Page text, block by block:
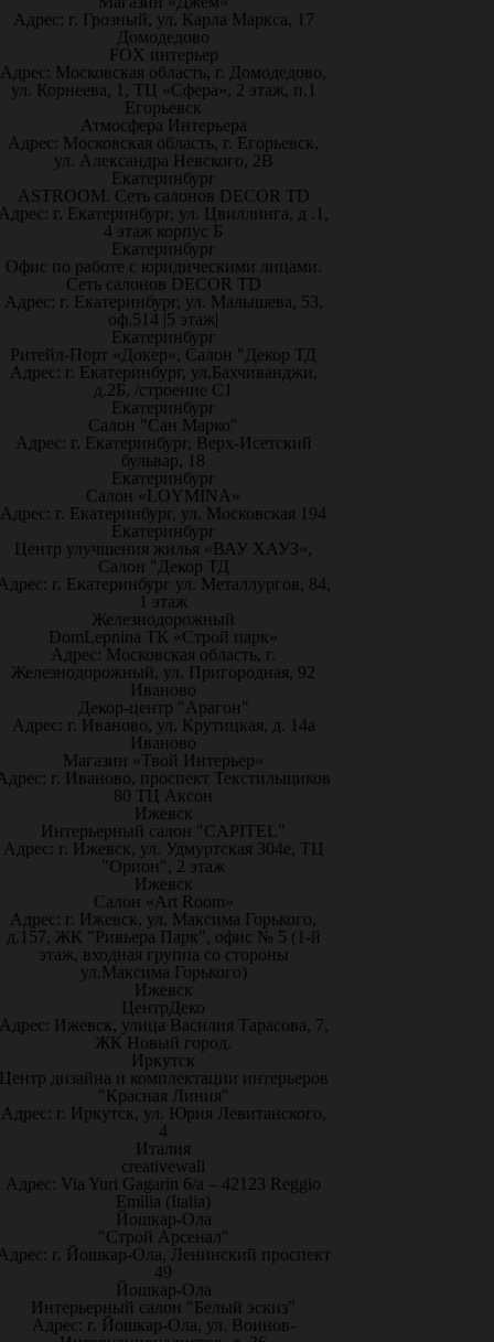
Адрес: г. Грозный, ул. Карла Маркса, 17
Домодедово
FOX интерьер
Адрес: Московская область, г. Домодедово,
ул. Корнеева, 1, ТЦ «Сфера», 2 этаж, п.1
Егорьевск
Атмосфера Интерьера
Адрес: Московская область, г. Егорьевск,
ул. Александра Невского, 2В
Екатеринбург
ASTROOM. Сеть салонов DECOR TD
г. Екатеринбург, ул. Цвиллинга, д .1,
4 этаж корпус Б
Екатеринбург
Офис по работе с юридическими лицами.
Сеть салонов DECOR TD
Адрес: г. Екатеринбург, ул. Малышева, 53,
оф.514 |5 этаж|
Екатеринбург
Ритейл-Порт «Докер», Салон "Декор ТД
Адрес: г. Екатеринбург, ул.Бахчиванджи,
д.2Б, /строение С1
Екатеринбург
Салон "Сан Марко"
Адрес: г. Екатеринбург, Верх-Исетский
бульвар, 18
Екатеринбург
Салон «LOYMINA»
Адрес: г. Екатеринбург, ул. Московская 194
Екатеринбург
Центр улучшения жилья «ВАУ ХАУЗ»,
Салон "Декор ТД
г. Екатеринбург ул. Металлургов, 84,
1 этаж
Железнодорожный
DomLepnina ТК «Строй парк»
Адрес: Московская область, г.
Железнодорожный, ул. Пригородная, 92
Иваново
Декор-центр "Арагон"
Адрес: г. Иваново, ул. Крутицкая, д. 14а
Иваново
Магазин «Твой Интерьер»
г. Иваново, проспект Текстильщиков
80 ТЦ Аксон
Ижевск
Интерьерный салон "CAPITEL"
Адрес: г. Ижевск, ул. Удмуртская 304е, ТЦ
"Орион", 2 этаж
Ижевск
Салон «Art Room»
Адрес: г. Ижевск, ул. Максима Горького,
д.157, ЖК "Ривьера Парк", офис № 5 (1-й
этаж, входная группа со стороны
ул.Максима Горького)
Ижевск
ЦентрДеко
Ижевск, улица Василия Тарасова, 7,
ЖК Новый город.
Иркутск
дизайна и комплектации интерьеров
"Красная Линия"
Адрес: г. Иркутск, ул. Юрия Левитанского,
4
Италия
creativewall
Адрес: Via Yuri Gagarin 6/a – 42123 Reggio
Emilia (Italia)
Йошкар-Ола
"Строй Арсенал"
г. Йошкар-Ола, Ленинский проспект
49
Йошкар-Ола
Интерьерный салон "Белый эскиз"
Адрес: г. Йошкар-Ола, ул. Воинов-